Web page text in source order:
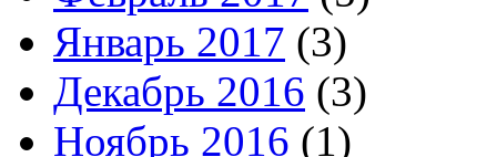
Январь 2017 (3)
Декабрь 2016 (3)
Ноябрь 2016 (1)